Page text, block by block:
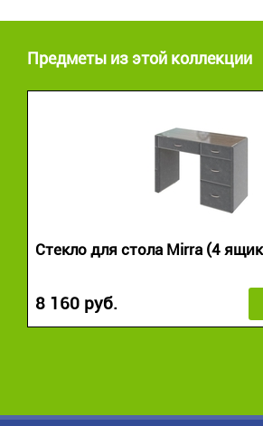
Предметы из этой коллекции
Стекло для стола Mirra (4
8 160 руб.